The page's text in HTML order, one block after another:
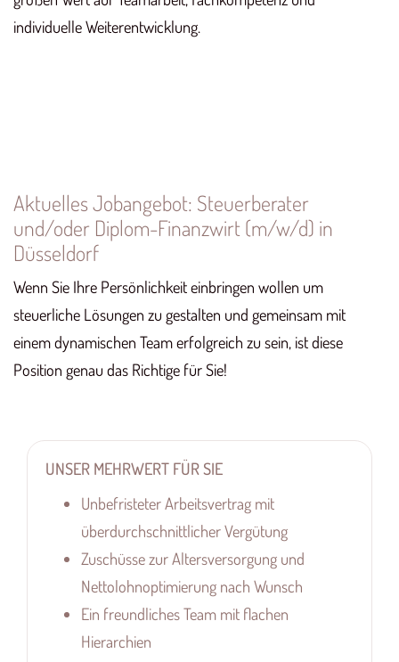
individuelle Weiterentwicklung.
Aktuelles Jobangebot: Steuerberater
und/oder Diplom-Finanzwirt (m/w/d) in
Düsseldorf
Wenn Sie Ihre Persönlichkeit einbringen wollen um
steuerliche Lösungen zu gestalten und gemeinsam mit
einem dynamischen Team erfolgreich zu sein, ist diese
Position genau das Richtige für Sie!
UNSER MEHRWERT FÜR SIE
Unbefristeter Arbeitsvertrag mit
überdurchschnittlicher Vergütung
Zuschüsse zur Altersversorgung und
Nettolohnoptimierung nach Wunsch
Ein freundliches Team mit flachen
Hierarchien